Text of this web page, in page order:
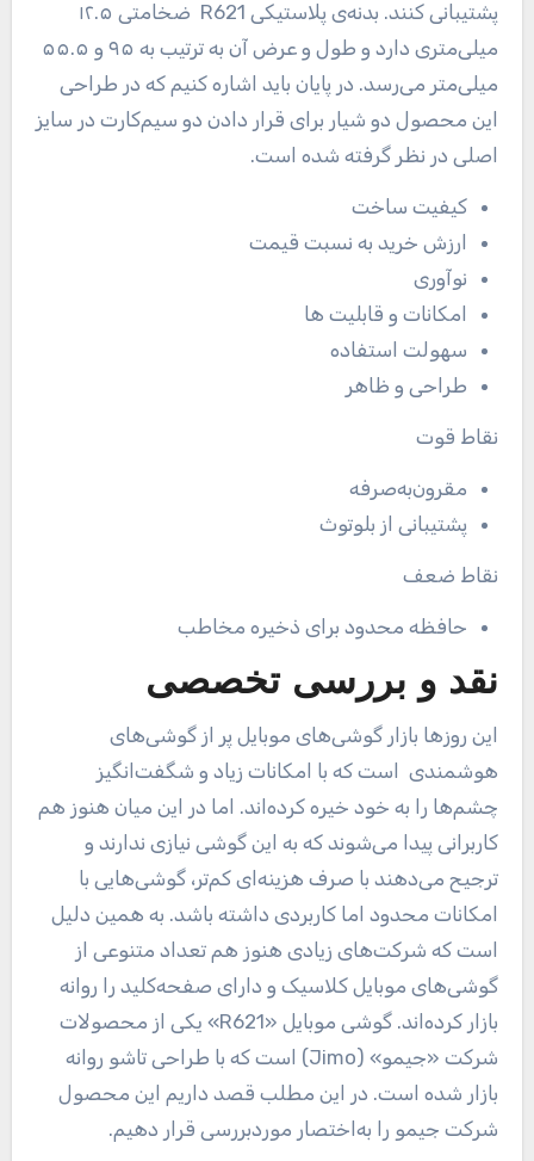
پشتیبانی کنند. بدنه‌ی پلاستیکی R621 ضخامتی ۱۲.۵
میلی‌متری دارد و طول و عرض آن به ترتیب به ۹۵ و ۵۵.۵
میلی‌متر می‌رسد. در پایان باید اشاره کنیم که در طراحی
این محصول دو شیار برای قرار دادن دو سیم‌کارت در سایز
اصلی در نظر گرفته شده است.
کیفیت ساخت
ارزش خرید به نسبت قیمت
نوآوری
امکانات و قابلیت ها
سهولت استفاده
طراحی و ظاهر
نقاط قوت
مقرون‌به‌صرفه
پشتیبانی از بلوتوث
نقاط ضعف
حافظه محدود برای ذخیره مخاطب
نقد و بررسی تخصصی
این روزها بازار گوشی‌های موبایل پر از گوشی‌های
هوشمندی است که با امکانات زیاد و شگفت‌انگیز
چشم‌ها را به خود خیره کرده‌اند. اما در این میان هنوز هم
کاربرانی پیدا می‌شوند که به این گوشی نیازی ندارند و
ترجیح می‌دهند با صرف هزینه‌ای کم‌تر، گوشی‌هایی با
امکانات محدود اما کاربردی داشته باشد. به همین دلیل
است که شرکت‌های زیادی هنوز هم تعداد متنوعی از
گوشی‌های موبایل کلاسیک و دارای صفحه‌کلید را روانه
بازار کرده‌اند. گوشی موبایل «R621» یکی از محصولات
شرکت «جیمو» (Jimo) است که با طراحی تاشو روانه
بازار شده است. در این مطلب قصد داریم این محصول
شرکت جیمو را به‌اختصار موردبررسی قرار دهیم.